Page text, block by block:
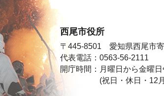
西尾市役所
〒445-8501 愛知県西尾市
代表電話：0563-56-2111
開庁時間：月曜日から金曜
(祝日・休日・12